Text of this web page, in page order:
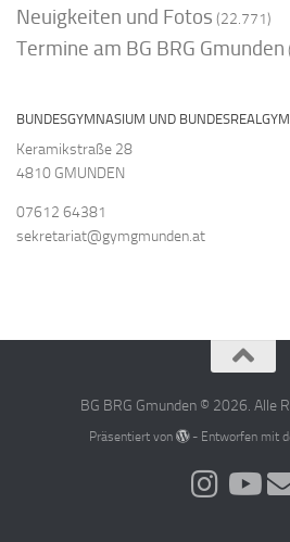
Neuigkeiten und Fotos (22.771)
Termine am BG BRG Gmunden
BUNDESGYMNASIUM UND
Keramikstraße 28
4810 GMUNDEN
07612 64381
sekretariat@gymgmunden.at
BG BRG Gmunden © 2026. Alle
Präsentiert von - Entworfen mit